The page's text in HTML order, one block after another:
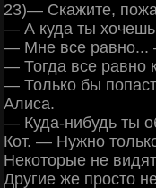
23)— Скажите,
— А куда ты хочешь
— Мне все равно...
— Тогда все равно
— Только бы
Алиса.
— Куда-нибудь ты
Кот. — Нужно
Некоторые не
Другие же просто